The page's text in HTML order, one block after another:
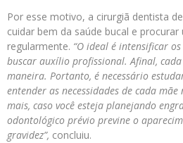
Por esse motivo, a cirurgiã dentista
cuidar bem da saúde bucal e procurar
regularmente. “O ideal é intensificar
buscar auxílio profissional. Afinal,
maneira. Portanto, é necessário
entender as necessidades de cada mãe
mais, caso você esteja planejando
odontológico prévio previne o
gravidez”, concluiu.